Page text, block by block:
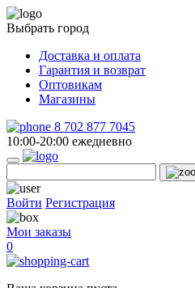
Выбрать город
Доставка и оплата
Гарантия и возврат
Оптовикам
Магазины
8 702 877 7045
10:00-20:00 ежедневно
Войти Регистрация
Мои заказы
0